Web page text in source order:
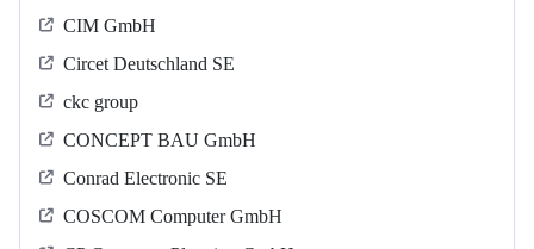
CIM GmbH
Circet Deutschland SE
ckc group
CONCEPT BAU GmbH
Conrad Electronic SE
COSCOM Computer GmbH